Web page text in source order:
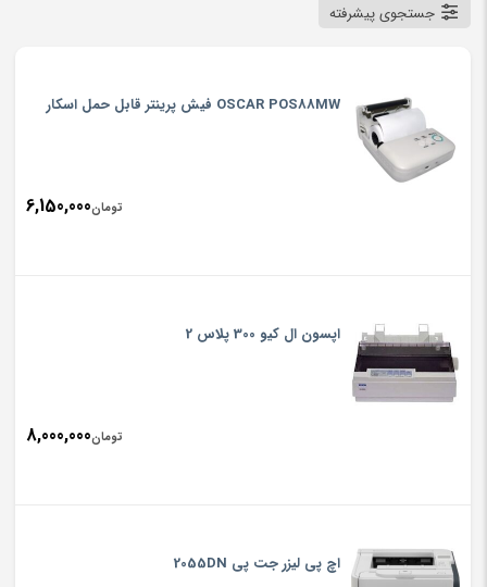
جستجوی پیشرفته
OSCAR POS88MW فيش پرينتر قابل حمل اسكار
تومان6,150,000
اپسون ال کیو 300 پلاس 2
تومان8,000,000
اچ پی لیزر جت پی 2055DN